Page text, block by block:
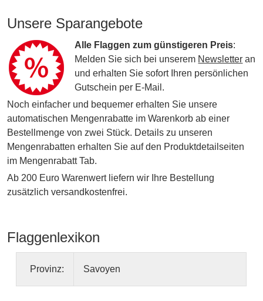
Unsere Sparangebote
Alle Flaggen zum günstigeren Preis:
Melden Sie sich bei unserem Newsletter an
und erhalten Sie sofort Ihren persönlichen
Gutschein per E-Mail.
Noch einfacher und bequemer erhalten Sie unsere
automatischen Mengenrabatte im Warenkorb ab einer
Bestellmenge von zwei Stück. Details zu unseren
Mengenrabatten erhalten Sie auf den Produktdetailseiten
im Mengenrabatt Tab.
Ab 200 Euro Warenwert liefern wir Ihre Bestellung
zusätzlich versandkostenfrei.
Flaggenlexikon
Provinz: Savoyen